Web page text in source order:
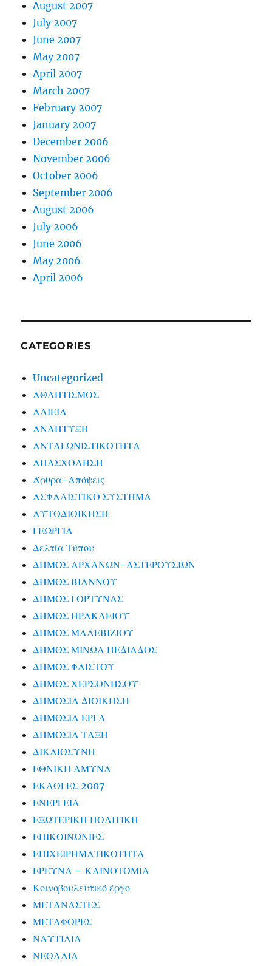
August 2007
July 2007
June 2007
May 2007
April 2007
March 2007
February 2007
January 2007
December 2006
November 2006
October 2006
September 2006
August 2006
July 2006
June 2006
May 2006
April 2006
CATEGORIES
Uncategorized
ΑΘΛΗΤΙΣΜΟΣ
ΑΛΙΕΙΑ
ΑΝΑΠΤΥΞΗ
ΑΝΤΑΓΩΝΙΣΤΙΚΟΤΗΤΑ
ΑΠΑΣΧΟΛΗΣΗ
Άρθρα-Απόψεις
ΑΣΦΑΛΙΣΤΙΚΟ ΣΥΣΤΗΜΑ
ΑΥΤΟΔΙΟΙΚΗΣΗ
ΓΕΩΡΓΙΑ
Δελτία Τύπου
ΔΗΜΟΣ ΑΡΧΑΝΩΝ-ΑΣΤΕΡΟΥΣΙΩΝ
ΔΗΜΟΣ ΒΙΑΝΝΟΥ
ΔΗΜΟΣ ΓΟΡΤΥΝΑΣ
ΔΗΜΟΣ ΗΡΑΚΛΕΙΟΥ
ΔΗΜΟΣ ΜΑΛΕΒΙΖΙΟΥ
ΔΗΜΟΣ ΜΙΝΩΑ ΠΕΔΙΑΔΟΣ
ΔΗΜΟΣ ΦΑΙΣΤΟΥ
ΔΗΜΟΣ ΧΕΡΣΟΝΗΣΟΥ
ΔΗΜΟΣΙΑ ΔΙΟΙΚΗΣΗ
ΔΗΜΟΣΙΑ ΕΡΓΑ
ΔΗΜΟΣΙΑ ΤΑΞΗ
ΔΙΚΑΙΟΣΥΝΗ
ΕΘΝΙΚΗ ΑΜΥΝΑ
ΕΚΛΟΓΕΣ 2007
ΕΝΕΡΓΕΙΑ
ΕΞΩΤΕΡΙΚΗ ΠΟΛΙΤΙΚΗ
ΕΠΙΚΟΙΝΩΝΙΕΣ
ΕΠΙΧΕΙΡΗΜΑΤΙΚΟΤΗΤΑ
ΕΡΕΥΝΑ – ΚΑΙΝΟΤΟΜΙΑ
Κοινοβουλευτικό έργο
ΜΕΤΑΝΑΣΤΕΣ
ΜΕΤΑΦΟΡΕΣ
ΝΑΥΤΙΛΙΑ
ΝΕΟΛΑΙΑ